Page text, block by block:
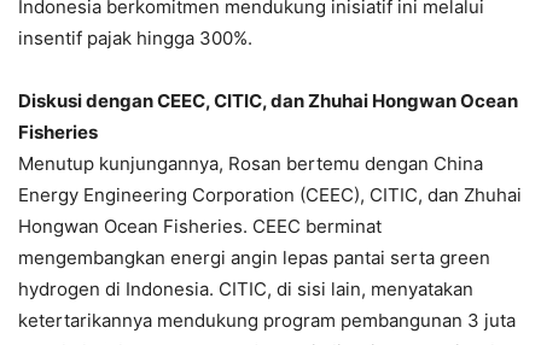
Indonesia berkomitmen mendukung inisiatif ini melalui
insentif pajak hingga 300%.
Diskusi dengan CEEC, CITIC, dan Zhuhai Hongwan Ocean
Fisheries
Menutup kunjungannya, Rosan bertemu dengan China
Energy Engineering Corporation (CEEC), CITIC, dan Zhuhai
Hongwan Ocean Fisheries. CEEC berminat
mengembangkan energi angin lepas pantai serta green
hydrogen di Indonesia. CITIC, di sisi lain, menyatakan
ketertarikannya mendukung program pembangunan 3 juta